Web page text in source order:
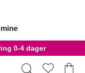
0-4 dager